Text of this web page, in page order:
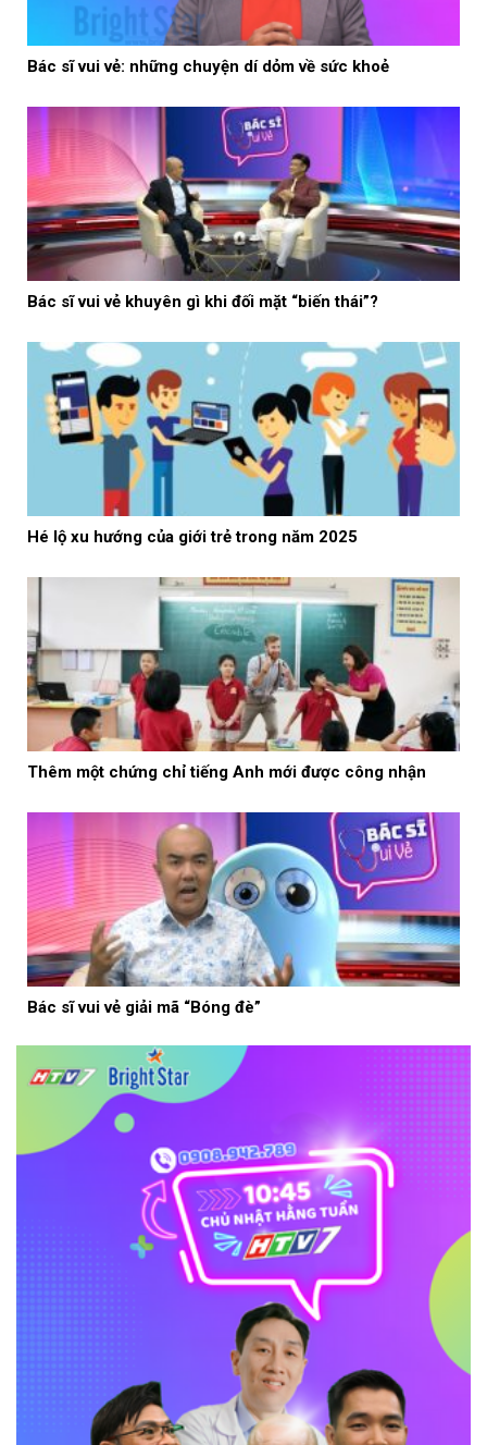
Bác sĩ vui vẻ: những chuyện dí dỏm về sức khoẻ
Bác sĩ vui vẻ khuyên gì khi đối mặt “biến thái”?
Hé lộ xu hướng của giới trẻ trong năm 2025
Thêm một chứng chỉ tiếng Anh mới được công nhận
Bác sĩ vui vẻ giải mã “Bóng đè”